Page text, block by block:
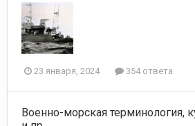
23 января, 2024 354 ответа
Военно-морская терминология,